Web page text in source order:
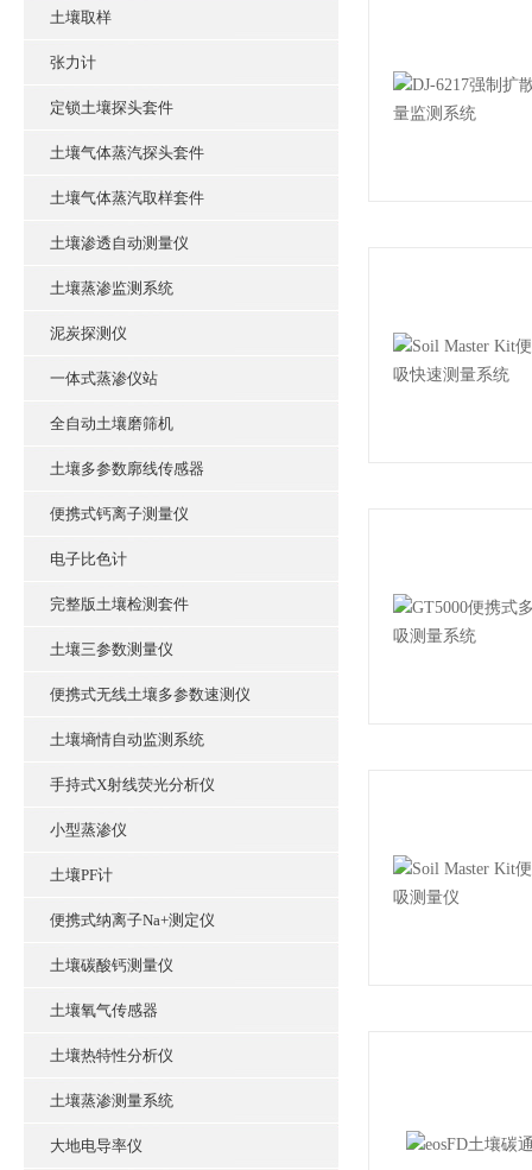
土壤取样
张力计
定锁土壤探头套件
土壤气体蒸汽探头套件
土壤气体蒸汽取样套件
土壤渗透自动测量仪
土壤蒸渗监测系统
泥炭探测仪
一体式蒸渗仪站
全自动土壤磨筛机
土壤多参数廓线传感器
便携式钙离子测量仪
电子比色计
完整版土壤检测套件
土壤三参数测量仪
便携式无线土壤多参数速测仪
土壤墒情自动监测系统
手持式X射线荧光分析仪
小型蒸渗仪
土壤PF计
便携式纳离子Na+测定仪
土壤碳酸钙测量仪
土壤氧气传感器
土壤热特性分析仪
土壤蒸渗测量系统
大地电导率仪